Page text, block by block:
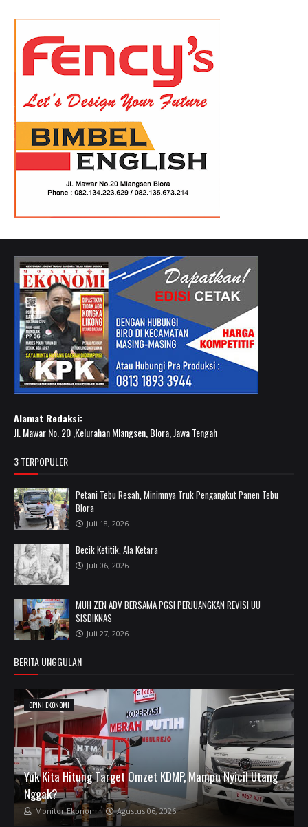
Alamat Redaksi:
Jl. Mawar No. 20 ,Kelurahan Mlangsen, Blora, Jawa Tengah
3 TERPOPULER
Petani Tebu Resah, Minimnya Truk Pengangkut Panen Tebu
Blora
Juli 18, 2026
Becik Ketitik, Ala Ketara
Juli 06, 2026
MUH ZEN ADV BERSAMA PGSI PERJUANGKAN REVISI UU
SISDIKNAS
Juli 27, 2026
BERITA UNGGULAN
OPINI EKONOMI
Yuk Kita Hitung Target Omzet KDMP, Mampu Nyicil Utang
Nggak?
Monitor Ekonomi Agustus 06, 2026